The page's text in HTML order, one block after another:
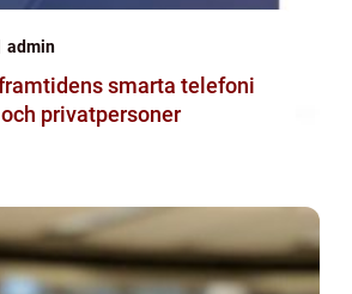
admin
privatpersoner